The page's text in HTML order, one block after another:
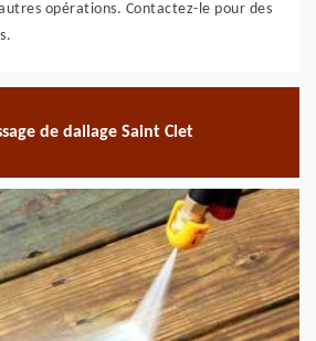
opérations. Contactez-le pour des
de dallage Saint Clet